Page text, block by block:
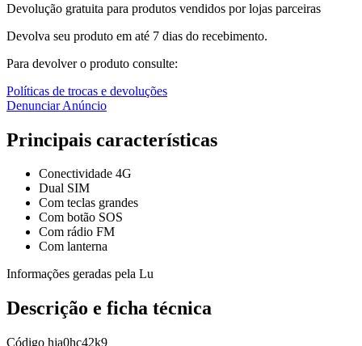
Devolução gratuita para produtos vendidos por lojas parceiras
Devolva seu produto em até 7 dias do recebimento.
Para devolver o produto consulte:
Políticas de trocas e devoluções
Denunciar Anúncio
Principais características
Conectividade 4G
Dual SIM
Com teclas grandes
Com botão SOS
Com rádio FM
Com lanterna
Informações geradas pela Lu
Descrição e ficha técnica
Código hja0hc42k9